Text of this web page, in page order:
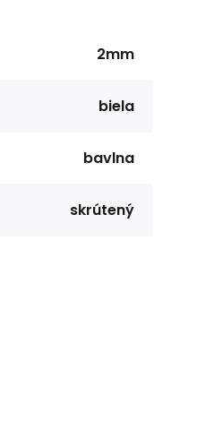
2mm
biela
bavlna
skrútený